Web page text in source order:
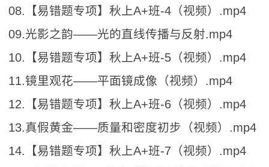
08.【易错题专项】秋上A+班-4（视频）.mp4
09.光影之韵——光的直线传播与反射.mp4
10.【易错题专项】秋上A+班-5（视频）.mp4
11.镜里观花——平面镜成像（视频）.mp4
12.【易错题专项】秋上A+班-6（视频）.mp4
13.真假黄金——质量和密度初步（视频）.mp4
14.【易错题专项】秋上A+班-7（视频）.mp4